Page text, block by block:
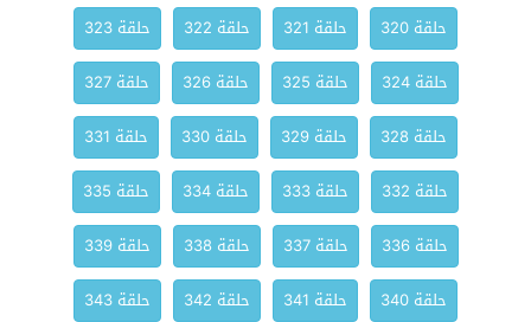
حلقة 320
حلقة 321 حلقة 322
حلقة 323
حلقة 324
حلقة 325 حلقة 326
حلقة 327
حلقة 328
حلقة 329 حلقة 330
حلقة 331
حلقة 332
حلقة 333 حلقة 334
حلقة 335
حلقة 336
حلقة 337 حلقة 338
حلقة 339
حلقة 340
حلقة 341 حلقة 342
حلقة 343